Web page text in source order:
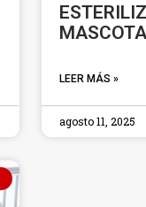
LEER MÁS »
agosto 11, 2025